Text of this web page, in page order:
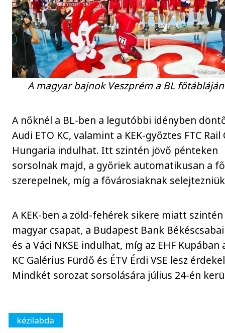
A magyar bajnok Veszprém a BL
A nőknél a BL-ben a legutóbbi idényben
Audi ETO KC, valamint a KEK-győztes FTC Rail
Hungaria indulhat. Itt szintén jövő pénteken
sorsolnak majd, a győriek automatikusan a
szerepelnek, míg a fővárosiaknak
A KEK-ben a zöld-fehérek sikere miatt
magyar csapat, a Budapest Bank Békéscsabai
és a Váci NKSE indulhat, míg az EHF Kupában
KC Galérius Fürdő és ÉTV Érdi VSE lesz
Mindkét sorozat sorsolására július 24-én
kézilabda